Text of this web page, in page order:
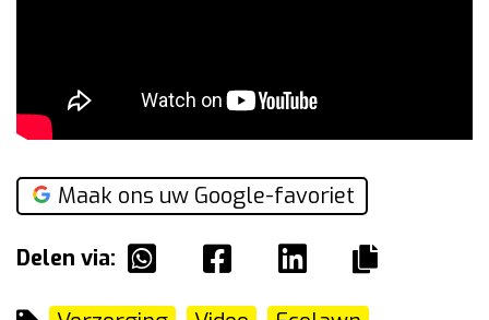
Maak ons uw Google-favoriet
Delen via: